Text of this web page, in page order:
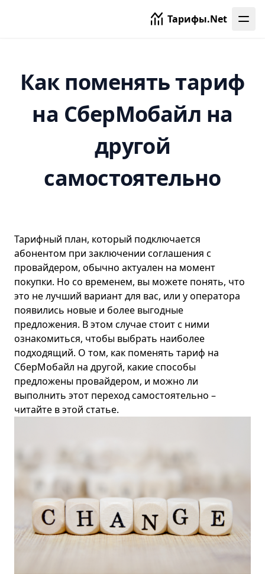
Тарифы.Net
Тамбов
Тверь
Ульяновск
Ханты-Мансийск
Чебоксары
Челябинск
Ярославль
Как поменять тариф
на СберМобайл на
другой
самостоятельно
Тарифный план, который подключается
абонентом при заключении соглашения с
провайдером, обычно актуален на момент
покупки. Но со временем, вы можете понять, что
это не лучший вариант для вас, или у оператора
появились новые и более выгодные
предложения. В этом случае стоит с ними
ознакомиться, чтобы выбрать наиболее
подходящий. О том, как поменять тариф на
СберМобайл на другой, какие способы
предложены провайдером, и можно ли
выполнить этот переход самостоятельно –
читайте в этой статье.